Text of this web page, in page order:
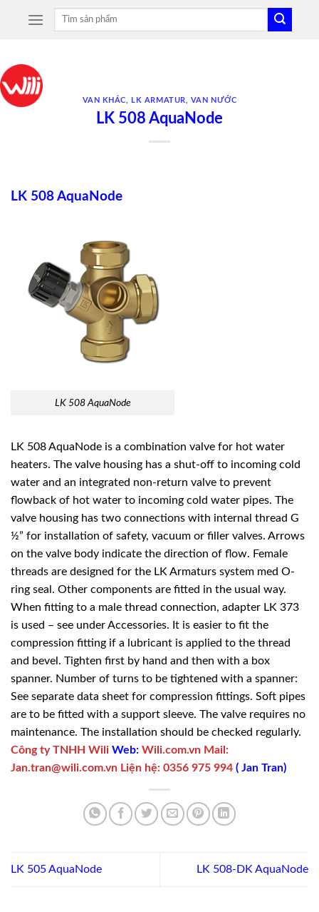
Tìm
VAN KHÁC LK ARMATUR VAN NƯỚC
LK 508 AquaNode
LK 508 AquaNode
LK 508 AquaNode
LK 508 AquaNode is a combination valve for hot water
heaters. The valve housing has a shut-off to incoming cold
water and an integrated non-return valve to prevent
flowback of hot water to incoming cold water pipes. The
valve housing has two connections with internal thread G
½” for installation of safety, vacuum or filler valves. Arrows
on the valve body indicate the direction of flow. Female
threads are designed for the LK Armaturs system med O-
ring seal. Other components are fitted in the usual way.
When fitting to a male thread connection, adapter LK 373
is used – see under Accessories. It is easier to fit the
compression fitting if a lubricant is applied to the thread
and bevel. Tighten first by hand and then with a box
spanner. Number of turns to be tightened with a spanner:
See separate data sheet for compression fittings. Soft pipes
are to be fitted with a support sleeve. The valve requires no
maintenance. The installation should be checked regularly.
Công ty TNHH Wili Web: Wili.com.vn Mail:
Jan.tran@wili.com.vn Liện hệ: 0356 975 994 ( Jan Tran)
LK 505 AquaNode LK 508-DK AquaNode